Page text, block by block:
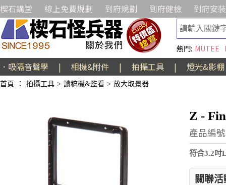
楔石講堂 線上免費規劃 到府規劃 到府健檢 到府安裝
熱門: MUTEE
．吸隔音聲學 | 相機&附件 | 拍攝工具 | 燈光&影棚
首頁 ： 拍攝工具 > 讀稿機&監看 > 放大取景器
Z -
產品編
符合3.2吋
關聯